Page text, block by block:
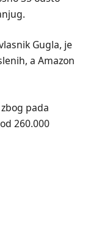
Gugla, je
a Amazon
pada
260.000